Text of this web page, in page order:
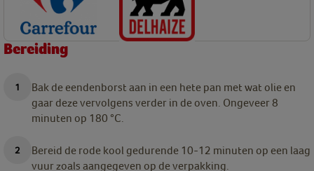
Bereiding
Bak de eendenborst aan in een hete pan met wat olie en
gaar deze vervolgens verder in de oven. Ongeveer 8
minuten op 180 °C.
Bereid de rode kool gedurende 10-12 minuten op een laag
vuur zoals aangegeven op de verpakking.